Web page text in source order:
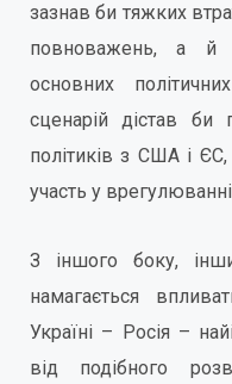
зазнав би тяжких
повноважень, а й
основних
сценарій дістав би
політиків з США і ЄС,
участь у
З іншого боку,
намагається
Україні – Росія –
від подібного